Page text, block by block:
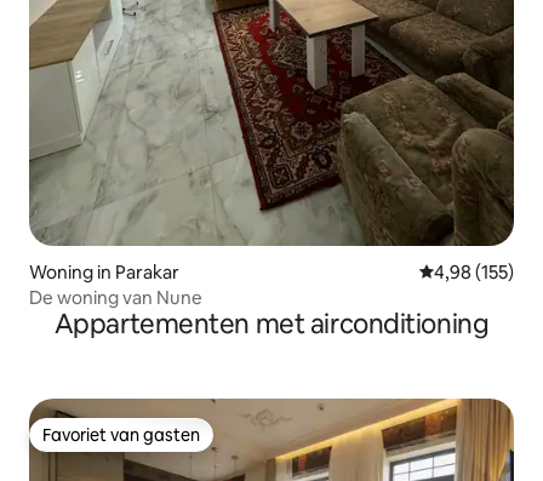
Woning in Parakar Gemiddelde
4,98 (155)
De woning van Nune
Appartementen met airconditioning
Favoriet van gasten
Favoriet van gasten